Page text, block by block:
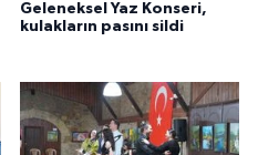
Geleneksel Yaz Konseri,
kulakların pasını sildi